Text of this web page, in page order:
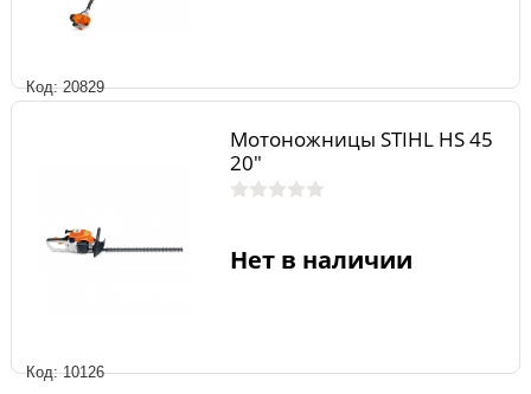
Код: 20829
Код: 10126
Мотоножницы STIHL HS 45
20"
Нет в наличии